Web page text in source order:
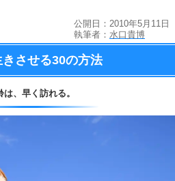
公開日：2010年5月11日
執筆者： 水口貴博
させる30の方法
、 早く訪れる。